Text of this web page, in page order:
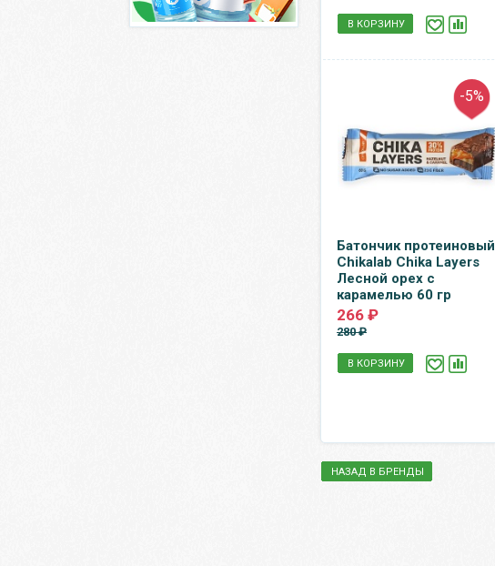
В КОРЗИНУ
-5%
Батончик протеиновый
Chikalab Chika Layers
Лесной орех с
карамелью 60 гр
266 ₽
280 ₽
В КОРЗИНУ
НАЗАД В БРЕНДЫ